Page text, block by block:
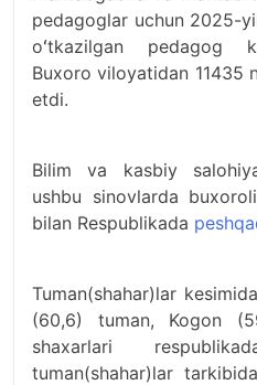
pedagoglar uchun 2025-
oʻtkazilgan pedagog
Buxoro viloyatidan 11435
etdi.
Bilim va kasbiy
ushbu sinovlarda
bilan Respublikada
Tuman(shahar)lar
(60,6) tuman, Kogon
shaxarlari
tuman(shahar)lar